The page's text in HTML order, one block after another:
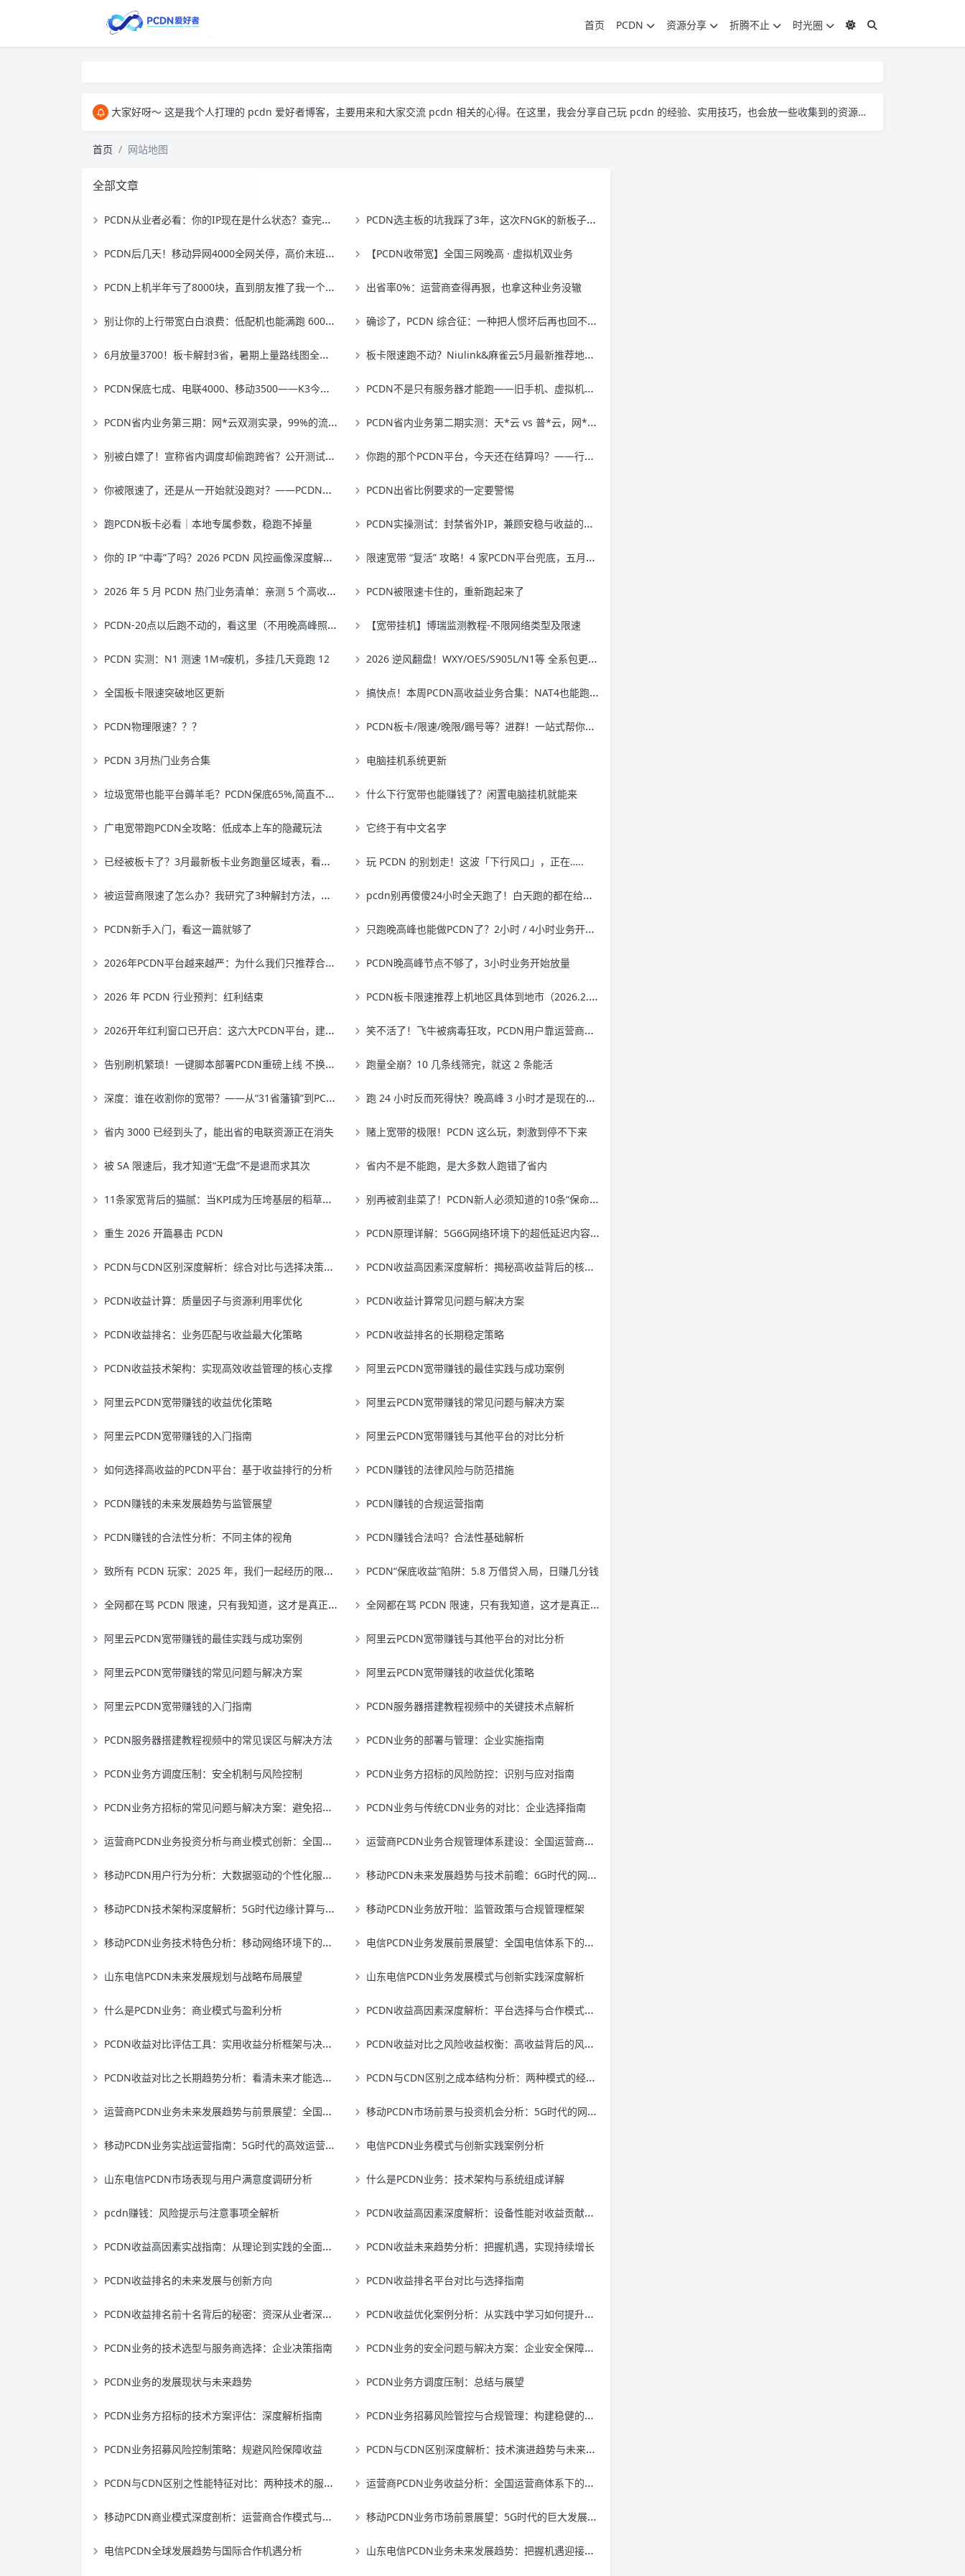
首页 PCDN 资源分享 折腾不止 时光圈
大家好呀～ 这是我个人打理的 pcdn 爱好者博客，主要用来和大家交流 pcdn 相关的心得。​ 在这里，我会分享自己玩 pcdn 的经验、实用技巧，也会放一些收集到的资源。大家有啥想法、问题都能来这儿聊，一起琢磨怎么把 pcdn 玩得更顺～
首页 网站地图
全部文章
PCDN从业者必看：你的IP现在是什么状态？查完这篇心里有数 PCDN选主板的坑我踩了3年，这次FNGK的新板子终于做对了一件事
PCDN后几天！移动异网4000全网关停，高价末班车过时不候 【PCDN收带宽】全国三网晚高 · 虚拟机双业务
PCDN上机半年亏了8000块，直到朋友推了我一个平台… 出省率0%：运营商查得再狠，也拿这种业务没辙
别让你的上行带宽白白浪费：低配机也能满跑 600M，一个镜像搞定 确诊了，PCDN 综合征：一种把人惯坏后再也回不去的绝症
6月放量3700！板卡解封3省，暑期上量路线图全公开！ 板卡限速跑不动？Niulink&麻雀云5月最新推荐地区来了，看看你那儿在不在安全区
PCDN保底七成、电联4000、移动3500——K3今天放开了 PCDN不是只有服务器才能跑——旧手机、虚拟机、破路由器全都能上
PCDN省内业务第三期：网*云双测实录，99%的流量真没出省？ PCDN省内业务第二期实测：天*云 vs 普*云，网*云谁才是真正的"省内优先"？
别被白嫖了！宣称省内调度却偷跑跨省？公开测试“挂羊头”平台，欢迎送测！ 你跑的那个PCDN平台，今天还在结算吗？——行业大洗牌中的生存法则
你被限速了，还是从一开始就没跑对？——PCDN防封指南 PCDN出省比例要求的一定要警惕
跑PCDN板卡必看｜本地专属参数，稳跑不掉量 PCDN实操测试：封禁省外IP，兼顾安稳与收益的实测分享
你的 IP “中毒”了吗？2026 PCDN 风控画像深度解析与自救指南 限速宽带 “复活” 攻略！4 家PCDN平台兜底，五月板卡业务全整理，看完立省
2026 年 5 月 PCDN 热门业务清单：亲测 5 个高收益项目，看完直接上机，月多赚 300+（附避坑指南） PCDN被限速卡住的，重新跑起来了
PCDN-20点以后跑不动的，看这里（不用晚高峰照样出量） 【宽带挂机】博瑞监测教程-不限网络类型及限速
PCDN 实测：N1 测速 1M≠废机，多挂几天竟跑 12 2026 逆风翻盘！WXY/OES/S905L/N1等 全系包更新：绝杀 板卡/NAT4，晚高峰跑量重回巅峰！
全国板卡限速突破地区更新 搞快点！本周PCDN高收益业务合集：NAT4也能跑？三网同价，手慢无！
PCDN物理限速？？？ PCDN板卡/限速/晚限/踢号等？进群！一站式帮你解决
PCDN 3月热门业务合集 电脑挂机系统更新
垃圾宽带也能平台薅羊毛？PCDN保底65%,简直不要太爽了 什么下行宽带也能赚钱了？闲置电脑挂机就能来
广电宽带跑PCDN全攻略：低成本上车的隐藏玩法 它终于有中文名字
已经被板卡了？3月最新板卡业务跑量区域表，看看你这条废线还能值多少钱 玩 PCDN 的别划走！这波「下行风口」，正在…..
被运营商限速了怎么办？我研究了3种解封方法，最后一种最有效 pcdn别再傻傻24小时全天跑了！白天跑的都在给平台白打工
PCDN新手入门，看这一篇就够了 只跑晚高峰也能做PCDN了？2小时 / 4小时业务开始招募
2026年PCDN平台越来越严：为什么我们只推荐合规平台 PCDN晚高峰节点不够了，3小时业务开始放量
2026 年 PCDN 行业预判：红利结束 PCDN板卡限速推荐上机地区具体到地市（2026.2.27更新）
2026开年红利窗口已开启：这六大PCDN平台，建议优先上机！ 笑不活了！飞牛被病毒狂攻，PCDN用户靠运营商的“烂网”捡回一条命
告别刷机繁琐！一键脚本部署PCDN重磅上线 不换系统 5 分钟解锁晚高峰高收益 跑量全崩？10 几条线筛完，就这 2 条能活
深度：谁在收割你的宽带？——从“31省藩镇”到PCDN的生存战争 跑 24 小时反而死得快？晚高峰 3 小时才是现在的最优解
省内 3000 已经到头了，能出省的电联资源正在消失 赌上宽带的极限！PCDN 这么玩，刺激到停不下来
被 SA 限速后，我才知道“无盘”不是退而求其次 省内不是不能跑，是大多数人跑错了省内
11条家宽背后的猫腻：当KPI成为压垮基层的稻草，谁在为违规买单？ 别再被割韭菜了！PCDN新人必须知道的10条“保命”建议
重生 2026 开篇暴击 PCDN PCDN原理详解：5G6G网络环境下的超低延迟内容分发架构
PCDN与CDN区别深度解析：综合对比与选择决策框架 PCDN收益高因素深度解析：揭秘高收益背后的核心秘密
PCDN收益计算：质量因子与资源利用率优化 PCDN收益计算常见问题与解决方案
PCDN收益排名：业务匹配与收益最大化策略 PCDN收益排名的长期稳定策略
PCDN收益技术架构：实现高效收益管理的核心支撑 阿里云PCDN宽带赚钱的最佳实践与成功案例
阿里云PCDN宽带赚钱的收益优化策略 阿里云PCDN宽带赚钱的常见问题与解决方案
阿里云PCDN宽带赚钱的入门指南 阿里云PCDN宽带赚钱与其他平台的对比分析
如何选择高收益的PCDN平台：基于收益排行的分析 PCDN赚钱的法律风险与防范措施
PCDN赚钱的未来发展趋势与监管展望 PCDN赚钱的合规运营指南
PCDN赚钱的合法性分析：不同主体的视角 PCDN赚钱合法吗？合法性基础解析
致所有 PCDN 玩家：2025 年，我们一起经历的限速、AI 与新机遇 PCDN“保底收益”陷阱：5.8 万借贷入局，日赚几分钱
全网都在骂 PCDN 限速，只有我知道，这才是真正的神级优化！ 全网都在骂 PCDN 限速，只有我知道，这才是真正的神级优化！
阿里云PCDN宽带赚钱的最佳实践与成功案例 阿里云PCDN宽带赚钱与其他平台的对比分析
阿里云PCDN宽带赚钱的常见问题与解决方案 阿里云PCDN宽带赚钱的收益优化策略
阿里云PCDN宽带赚钱的入门指南 PCDN服务器搭建教程视频中的关键技术点解析
PCDN服务器搭建教程视频中的常见误区与解决方法 PCDN业务的部署与管理：企业实施指南
PCDN业务方调度压制：安全机制与风险控制 PCDN业务方招标的风险防控：识别与应对指南
PCDN业务方招标的常见问题与解决方案：避免招标陷阱指南 PCDN业务与传统CDN业务的对比：企业选择指南
运营商PCDN业务投资分析与商业模式创新：全国运营商体系下的投资价值评估与盈利模式探索 运营商PCDN业务合规管理体系建设：全国运营商体系下的合规要求与实施策略
移动PCDN用户行为分析：大数据驱动的个性化服务优化策略 移动PCDN未来发展趋势与技术前瞻：6G时代的网络基础设施建设
移动PCDN技术架构深度解析：5G时代边缘计算与内容分发网络融合创新 移动PCDN业务放开啦：监管政策与合规管理框架
移动PCDN业务技术特色分析：移动网络环境下的独特优势 电信PCDN业务发展前景展望：全国电信体系下的未来机遇
山东电信PCDN未来发展规划与战略布局展望 山东电信PCDN业务发展模式与创新实践深度解析
什么是PCDN业务：商业模式与盈利分析 PCDN收益高因素深度解析：平台选择与合作模式的关键影响
PCDN收益对比评估工具：实用收益分析框架与决策支持系统 PCDN收益对比之风险收益权衡：高收益背后的风险真相
PCDN收益对比之长期趋势分析：看清未来才能选对平台 PCDN与CDN区别之成本结构分析：两种模式的经济性对比
运营商PCDN业务未来发展趋势与前景展望：全国运营商体系下的战略机遇与发展路径 移动PCDN市场前景与投资机会分析：5G时代的网络基础设施新赛道
移动PCDN业务实战运营指南：5G时代的高效运营策略 电信PCDN业务模式与创新实践案例分析
山东电信PCDN市场表现与用户满意度调研分析 什么是PCDN业务：技术架构与系统组成详解
pcdn赚钱：风险提示与注意事项全解析 PCDN收益高因素深度解析：设备性能对收益贡献的关键影响
PCDN收益高因素实战指南：从理论到实践的全面攻略 PCDN收益未来趋势分析：把握机遇，实现持续增长
PCDN收益排名的未来发展与创新方向 PCDN收益排名平台对比与选择指南
PCDN收益排名前十名背后的秘密：资深从业者深度揭秘 PCDN收益优化案例分析：从实践中学习如何提升收益
PCDN业务的技术选型与服务商选择：企业决策指南 PCDN业务的安全问题与解决方案：企业安全保障指南
PCDN业务的发展现状与未来趋势 PCDN业务方调度压制：总结与展望
PCDN业务方招标的技术方案评估：深度解析指南 PCDN业务招募风险管控与合规管理：构建稳健的招募治理体系
PCDN业务招募风险控制策略：规避风险保障收益 PCDN与CDN区别深度解析：技术演进趋势与未来发展方向对比
PCDN与CDN区别之性能特征对比：两种技术的服务质量差异 运营商PCDN业务收益分析：全国运营商体系下的收益模式与盈利机会
移动PCDN商业模式深度剖析：运营商合作模式与盈利机制创新 移动PCDN业务市场前景展望：5G时代的巨大发展机遇
电信PCDN全球发展趋势与国际合作机遇分析 山东电信PCDN业务未来发展趋势：把握机遇迎接挑战